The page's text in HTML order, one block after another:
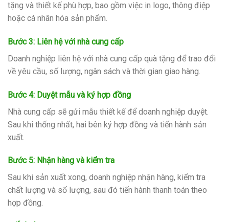
tặng và thiết kế phù hợp, bao gồm việc in logo, thông điệp
hoặc cá nhân hóa sản phẩm.
Bước 3: Liên hệ với nhà cung cấp
Doanh nghiệp liên hệ với nhà cung cấp quà tặng để trao đổi
về yêu cầu, số lượng, ngân sách và thời gian giao hàng.
Bước 4: Duyệt mẫu và ký hợp đồng
Nhà cung cấp sẽ gửi mẫu thiết kế để doanh nghiệp duyệt.
Sau khi thống nhất, hai bên ký hợp đồng và tiến hành sản
xuất.
Bước 5: Nhận hàng và kiểm tra
Sau khi sản xuất xong, doanh nghiệp nhận hàng, kiểm tra
chất lượng và số lượng, sau đó tiến hành thanh toán theo
hợp đồng.